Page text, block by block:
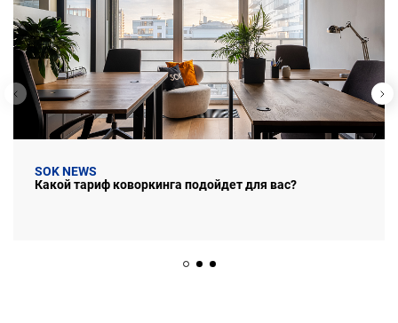
SOK NEWS
Какой тариф коворкинга подойдет для вас?